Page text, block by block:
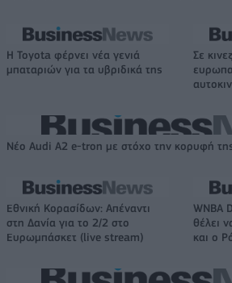
Η Toyota φέρνει νέα γενιά
μπαταριών για τα υβριδικά της
Σε
Νέο Audi A2 e-tron με στόχο την κορυφή
Εθνική Κορασίδων: Απέναντι
στη Δανία για το 2/2 στο
Ευρωμπάσκετ (live stream)
WNBA
θέλει
και ο